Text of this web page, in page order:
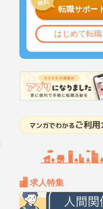
転職サポー
はじめて転
求人特集